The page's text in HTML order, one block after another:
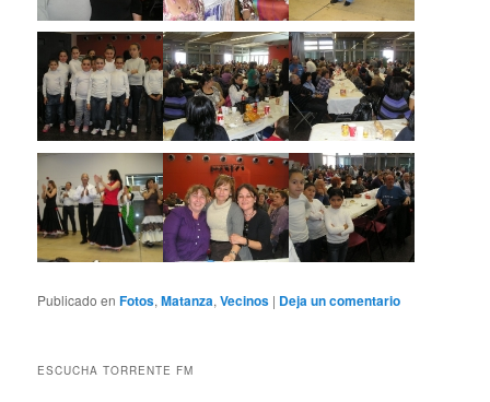
Publicado en Fotos,Matanza,Vecinos | Deja un comentario
ESCUCHA TORRENTE FM